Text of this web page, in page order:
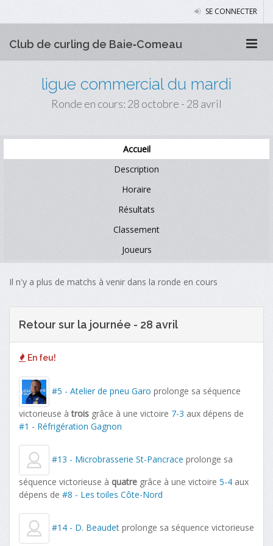
SE CONNECTER
Club de curling de Baie‑Comeau
ligue commercial du mardi
Ronde en cours: 28 octobre - 28 avril
Accueil
Description
Horaire
Résultats
Classement
Joueurs
Il n'y a plus de matchs à venir dans la ronde en cours
Retour sur la journée - 28 avril
En feu!
#5 - Atelier de pneu Garo prolonge sa séquence
victorieuse àtrois grâce à une victoire 7-3 aux dépens de
#1 - Réfrigération Gagnon
#13 - Microbrasserie St-Pancrace prolonge sa
séquence victorieuse à quatre grâce à une victoire 5-4 aux
dépens de #8 - Les toiles Côte-Nord
#14 - D. Beaudet prolonge sa séquence victorieuse